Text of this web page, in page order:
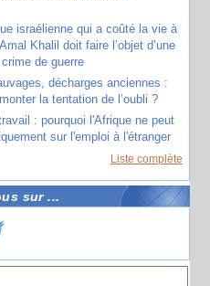
israélienne qui a coûté la vie à
Khalil doit faire l’objet d’une
de guerre
décharges anciennes :
la tentation de l’oubli ?
: pourquoi l'Afrique ne peut
sur l'emploi à l'étranger
Liste complète
sur ...